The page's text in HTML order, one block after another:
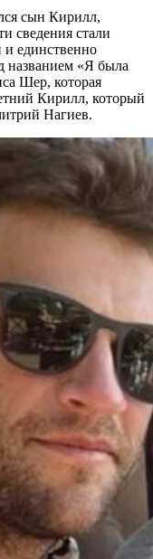
сын Кирилл,
сведения стали
и единственно
названием «Я была
Шер, которая
Кирилл, который
Нагиев.